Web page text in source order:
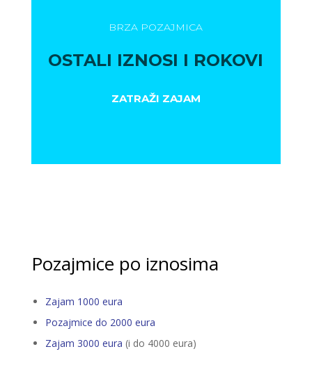
BRZA POZAJMICA
OSTALI IZNOSI I ROKOVI
ZATRAŽI ZAJAM
Pozajmice po iznosima
Zajam 1000 eura
Pozajmice do 2000 eura
Zajam 3000 eura (i do 4000 eura)